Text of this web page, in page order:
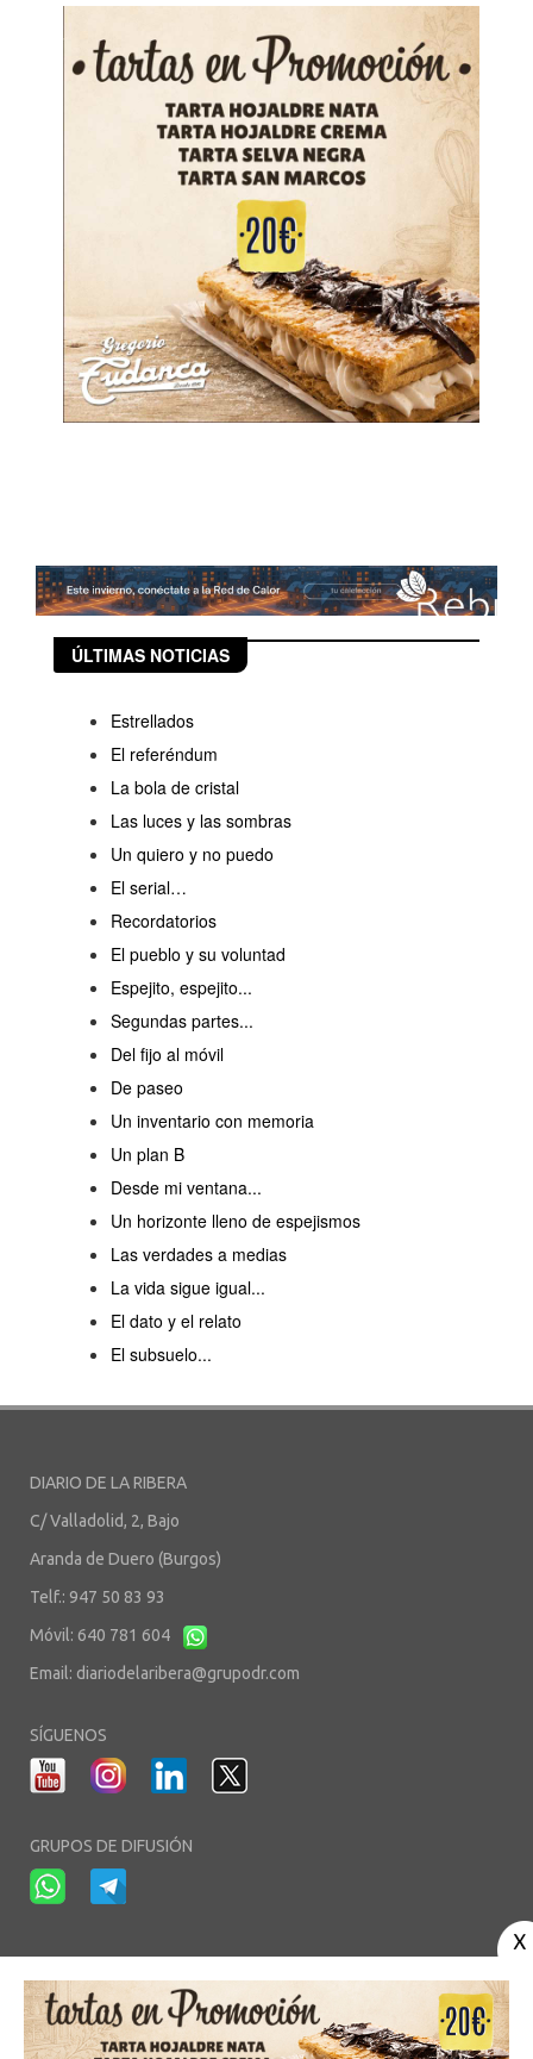
ÚLTIMAS NOTICIAS
Estrellados
El referéndum
La bola de cristal
Las luces y las sombras
Un quiero y no puedo
El serial…
Recordatorios
El pueblo y su voluntad
Espejito, espejito...
Segundas partes...
Del fijo al móvil
De paseo
Un inventario con memoria
Un plan B
Desde mi ventana...
Un horizonte lleno de espejismos
Las verdades a medias
La vida sigue igual...
El dato y el relato
El subsuelo...
DIARIO DE LA RIBERA
C/ Valladolid, 2, Bajo
Aranda de Duero (Burgos)
Telf.: 947 50 83 93
Móvil: 640 781 604
Email: diariodelaribera@grupodr.com
SÍGUENOS
GRUPOS DE DIFUSIÓN